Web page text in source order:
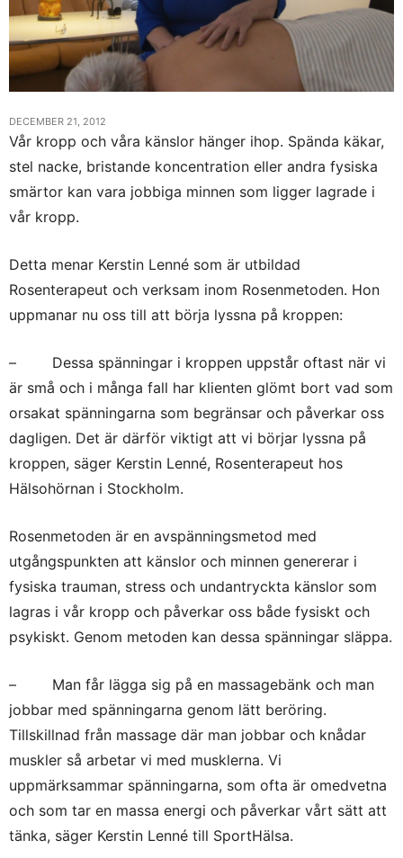
DECEMBER 21, 2012
Vår kropp och våra känslor hänger ihop. Spända käkar,
stel nacke, bristande koncentration eller andra fysiska
smärtor kan vara jobbiga minnen som ligger lagrade i
vår kropp.
Detta menar Kerstin Lenné som är utbildad
Rosenterapeut och verksam inom Rosenmetoden. Hon
uppmanar nu oss till att börja lyssna på kroppen:
– Dessa spänningar i kroppen uppstår oftast när vi
är små och i många fall har klienten glömt bort vad som
orsakat spänningarna som begränsar och påverkar oss
dagligen. Det är därför viktigt att vi börjar lyssna på
kroppen, säger Kerstin Lenné, Rosenterapeut hos
Hälsohörnan i Stockholm.
Rosenmetoden är en avspänningsmetod med
utgångspunkten att känslor och minnen genererar i
fysiska trauman, stress och undantryckta känslor som
lagras i vår kropp och påverkar oss både fysiskt och
psykiskt. Genom metoden kan dessa spänningar släppa.
– Man får lägga sig på en massagebänk och man
jobbar med spänningarna genom lätt beröring.
Tillskillnad från massage där man jobbar och knådar
muskler så arbetar vi med musklerna. Vi
uppmärksammar spänningarna, som ofta är omedvetna
och som tar en massa energi och påverkar vårt sätt att
tänka, säger Kerstin Lenné till SportHälsa.